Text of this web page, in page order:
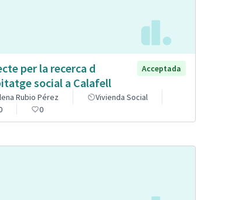
per la recerca d
social a Calafell
Acceptada
Rubio Pérez
Vivienda Social
0